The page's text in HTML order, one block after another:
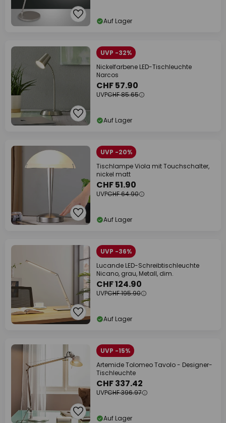
Auf Lager
UVP -32%
Nickelfarbene LED-Tischleuchte
Narcos
CHF 57.90
UVPCHF 85.65
Auf Lager
UVP -20%
Tischlampe Viola mit Touchschalter,
nickel matt
CHF 51.90
UVPCHF 64.90
Auf Lager
UVP -36%
Lucande LED-Schreibtischleuchte
Nicano, grau, Metall, dim.
CHF 124.90
UVPCHF 195.90
Auf Lager
UVP -15%
Artemide Tolomeo Tavolo - Designer-
Tischleuchte
CHF 337.42
UVPCHF 396.97
Auf Lager